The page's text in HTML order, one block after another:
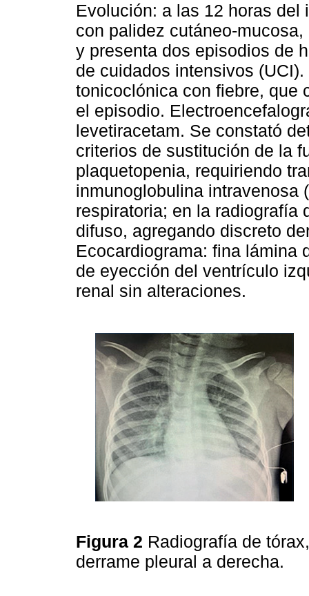
Evolución: a las 12 horas del
con palidez cutáneo-
y presenta dos episodios de
de cuidados intensivos
tonicoclónica con fiebre, que
el episodio.
levetiracetam. Se constató
criterios de sustitución de la
plaquetopenia, requiriendo
inmunoglobulina intravenosa
respiratoria; en la radiografía
difuso, agregando discreto
Ecocardiograma: fina lámina
de eyección del ventrículo
renal sin alteraciones.
Figura 2 Radiografía de
derrame pleural a derecha.